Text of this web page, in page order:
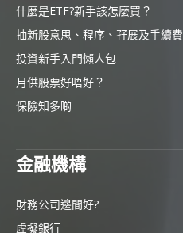
什麼是ETF?新手該怎麼買？
抽新股意思、程序、孖展及手續費
投資新手入門懶人包
月供股票好唔好？
保險知多啲
金融機構
財務公司邊間好?
虛擬銀行